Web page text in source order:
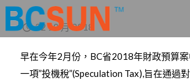
22 10 月 2018
早在今年2月份，BC省2018年財政預算
一項”投機稅”(Speculation Tax),旨在通過